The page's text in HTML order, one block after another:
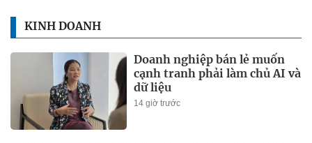
KINH DOANH
Doanh nghiệp bán lẻ muốn
cạnh tranh phải làm chủ AI và
dữ liệu
14 giờ trước